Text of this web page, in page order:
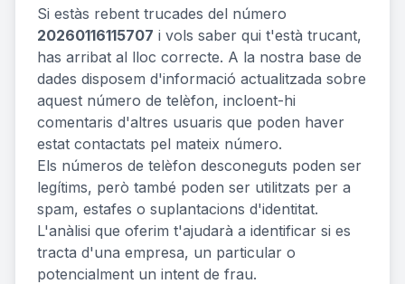
Si estàs rebent trucades del número
20260116115707 i vols saber qui t'està trucant,
has arribat al lloc correcte. A la nostra base de
dades disposem d'informació actualitzada sobre
aquest número de telèfon, incloent-hi
comentaris d'altres usuaris que poden haver
estat contactats pel mateix número.
Els números de telèfon desconeguts poden ser
legítims, però també poden ser utilitzats per a
spam, estafes o suplantacions d'identitat.
L'anàlisi que oferim t'ajudarà a identificar si es
tracta d'una empresa, un particular o
potencialment un intent de frau.